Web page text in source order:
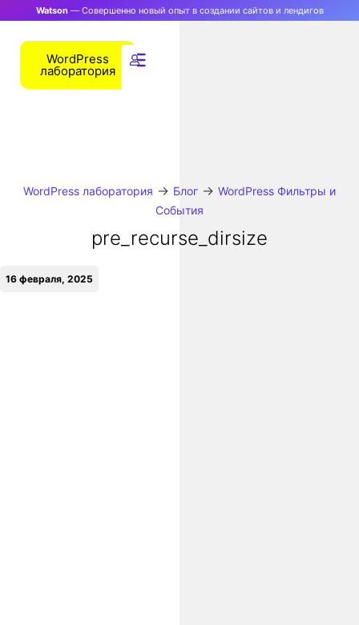
Watson— Совершенно новый опыт в создании сайтов и лендигов
WordPress
лаборатория
WordPress лаборатория → Блог → WordPress Фильтры и
События
pre_recurse_dirsize
16 февраля, 2025